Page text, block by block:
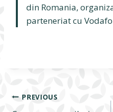
din Romania,
parteneriat cu
Navigare
PREVIOUS